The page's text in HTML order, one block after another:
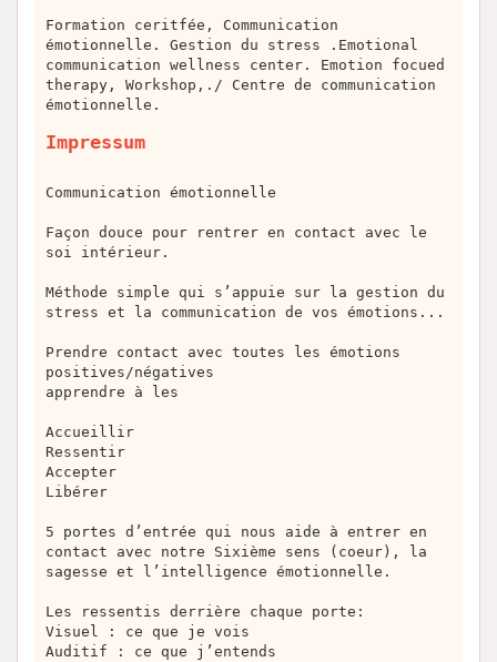
Formation ceritfée, Communication
émotionnelle. Gestion du stress .Emotional
communication wellness center. Emotion focued
therapy, Workshop,./ Centre de communication
émotionnelle.
Impressum
Communication émotionnelle
Façon douce pour rentrer en contact avec le
soi intérieur.
Méthode simple qui s’appuie sur la gestion du
stress et la communication de vos émotions...
Prendre contact avec toutes les émotions
positives/négatives
apprendre à les
Accueillir
Ressentir
Accepter
Libérer
5 portes d’entrée qui nous aide à entrer en
contact avec notre Sixième sens (coeur), la
sagesse et l’intelligence émotionnelle.
Les ressentis derrière chaque porte:
Visuel : ce que je vois
Auditif : ce que j’entends